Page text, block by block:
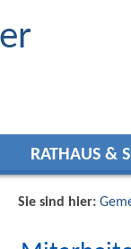
RATHAUS &
Sie sind hier: